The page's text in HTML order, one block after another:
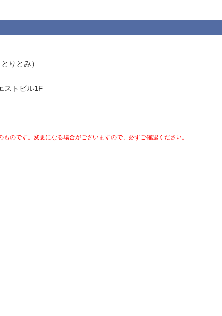
りとみ）
ストビル1F
のです。変更になる場合がございますので、必ずご確認ください。